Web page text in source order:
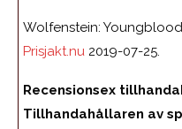
Wolfenstein:
Prisjakt.nu 2019-07-25.
Recensionsex
Tillhandahållaren av